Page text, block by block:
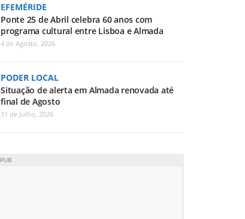
EFEMÉRIDE
Ponte 25 de Abril celebra 60 anos com
programa cultural entre Lisboa e Almada
4 de Agosto, 2026
PODER LOCAL
Situação de alerta em Almada renovada até
final de Agosto
31 de Julho, 2026
PUB